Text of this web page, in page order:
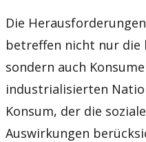
Die
betreffen nicht nur die
sondern auch
industrialisierten
Konsum, der die
Auswirkungen